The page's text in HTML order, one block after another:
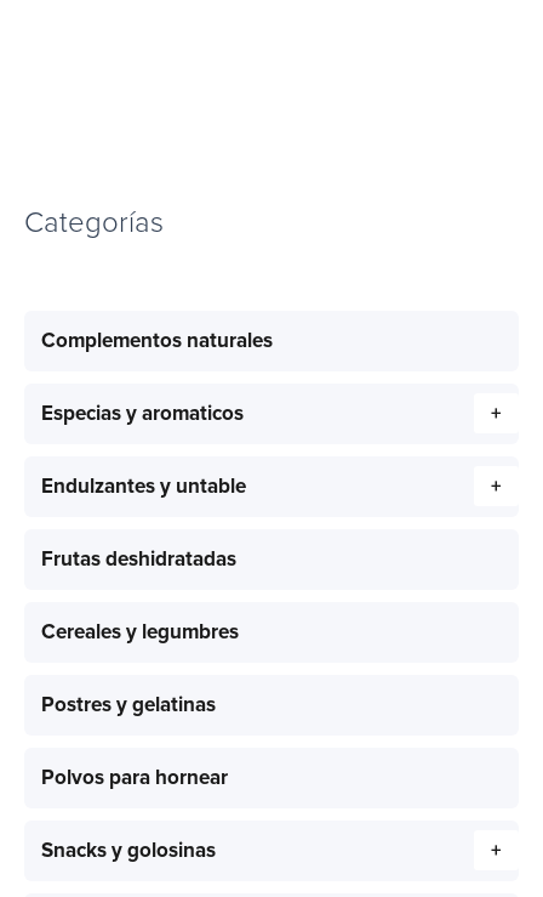
Categorías
Complementos naturales
Especias y aromaticos +
Endulzantes y untable +
Frutas deshidratadas
Cereales y legumbres
Postres y gelatinas
Polvos para hornear
Snacks y golosinas +